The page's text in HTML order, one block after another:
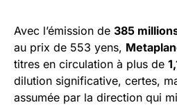
Avec l’émission de 385
au prix de 553 yens,
titres en circulation à plus de
dilution significative, certes,
assumée par la direction qui